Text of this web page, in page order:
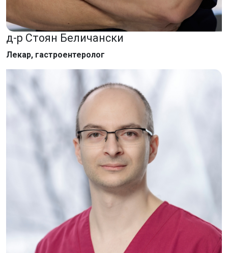
д-р Стоян Беличански
Лекар, гастроентеролог